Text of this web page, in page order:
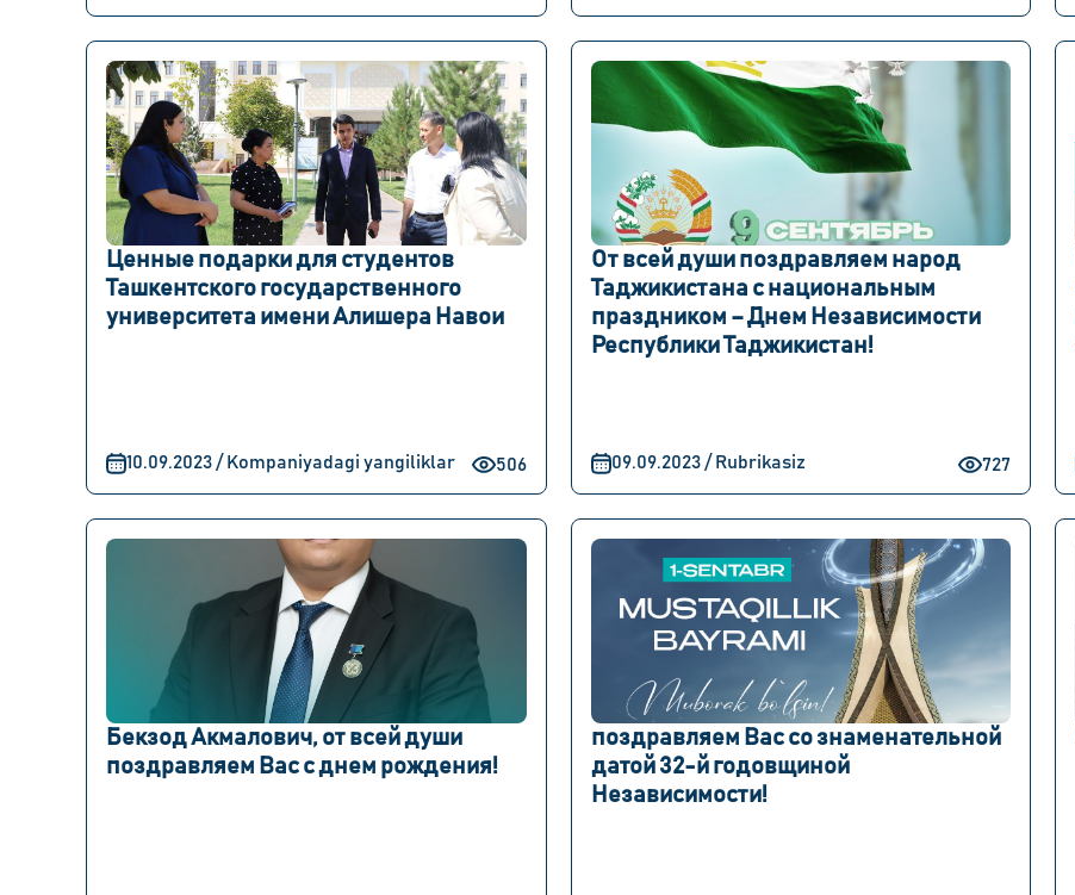
Ценные подарки для студентов
Ташкентского государственного
университета имени Алишера Навои
506
10.09.2023 / Kompaniyadagi yangiliklar
От всей души поздравляем народ
Таджикистана с национальным
праздником – Днем Независимости
Республики Таджикистан!
727
09.09.2023 / Rubrikasiz
Бекзод Акмалович, от всей души
поздравляем Вас с днем ​​рождения!
поздравляем Вас со знаменательной
датой 32-й годовщиной
Независимости!